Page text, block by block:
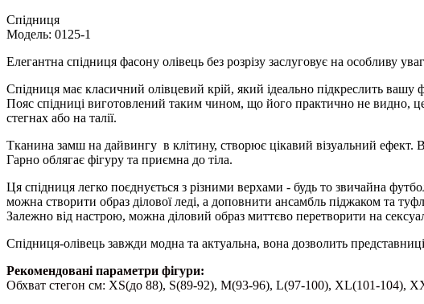
Спідниця
Модель: 0125-1
Елегантна спідниця фасону олівець без розрізу заслуговує на особливу
Спідниця має класичний олівцевий крій, який ідеально підкреслить вашу
Пояс спідниці виготовлений таким чином, що його практично не видно, це
стегнах або на талії.
Тканина замш на дайвингу в клітину, створює цікавий візуальний ефект. В
Гарно облягає фігуру та приємна до тіла.
Ця спідниця легко поєднується з різними верхами - будь то звичайна
можна створити образ ділової леді, а доповнити ансамбль піджаком та
Залежно від настрою, можна діловий образ миттєво перетворити на
Спідниця-олівець завжди модна та актуальна, вона дозволить
Рекомендовані параметри фігури:
Обхват стегон см: XS(до 88), S(89-92), M(93-96), L(97-100), XL(101-